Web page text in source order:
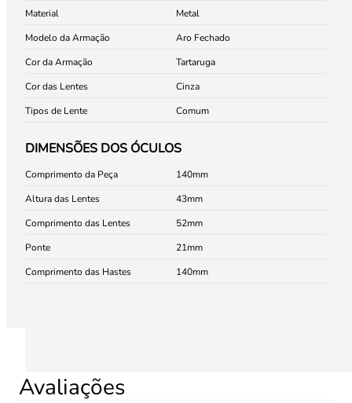
Material
Metal
Modelo da Armação
Aro Fechado
Cor da Armação
Tartaruga
Cor das Lentes
Cinza
Tipos de Lente
Comum
DIMENSÕES DOS ÓCULOS
Comprimento da Peça
140
Altura das Lentes
43
Comprimento das Lentes
52
Ponte
21
Comprimento das Hastes
140
Avaliações